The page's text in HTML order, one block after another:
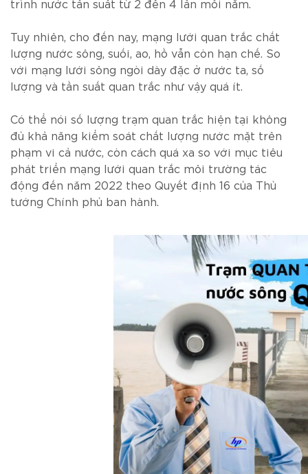
trình nước tần suất từ 2 đến 4 lần mỗi năm.
Tuy nhiên, cho đến nay, mạng lưới quan trắc chất
lượng nước sông, suối, ao, hồ vẫn còn hạn chế. So
với mạng lưới sông ngòi dày đặc ở nước ta, số
lượng và tần suất quan trắc như vậy quá ít.
Có thể nói số lượng trạm quan trắc hiện tại không
đủ khả năng kiểm soát chất lượng nước mặt trên
phạm vi cả nước, còn cách quá xa so với mục tiêu
phát triển mạng lưới quan trắc môi trường tác
động đến năm 2022 theo Quyết định 16 của Thủ
tướng Chính phủ ban hành.